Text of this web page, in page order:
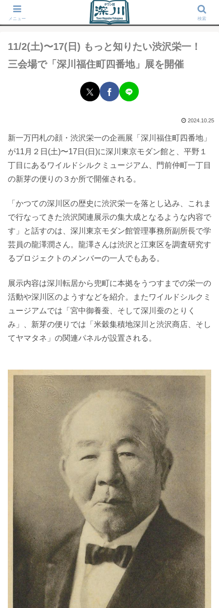
タウン誌「深川」が運営する東京深川の地域情報サイト
11/2(土)〜17(日) もっと知りたい渋沢栄一！
三会場で「深川福住町四番地」展を開催
2024.10.25
新一万円札の顔・渋沢栄一の企画展「深川福住町四番地」
が11月２日(土)〜17日(日)に深川東京モダン館と、平野１
丁目にあるワイルドシルクミュージアム、門前仲町一丁目
の新芽の便りの３か所で開催される。
「かつての深川区の歴史に渋沢栄一を落とし込み、これま
で行なってきた渋沢関連展示の集大成となるような内容で
す」と話すのは、深川東京モダン館管理事務所副所長で学
芸員の龍澤潤さん。龍澤さんは渋沢と江東区を調査研究す
るプロジェクトのメンバーの一人でもある。
展示内容は深川転居から兜町に本拠をうつすまでの栄一の
活動や深川区のようすなどを紹介。またワイルドシルクミ
ュージアムでは「宮中御養蚕、そして深川蚕のとりく
み」、新芽の便りでは「米穀集積地深川と渋沢商店、そし
てヤマタネ」の関連パネルが設置される。
メニュー 検索